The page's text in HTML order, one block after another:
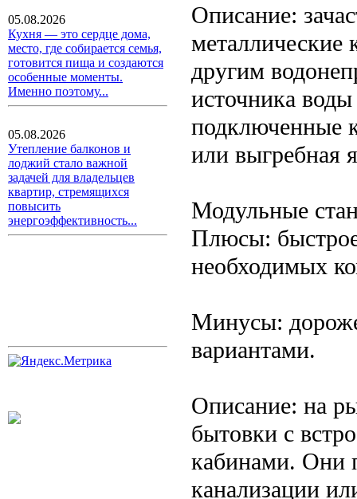
05.08.2026
Кухня — это сердце дома,
место, где собирается семья,
готовится пища и создаются
особенные моменты.
Именно поэтому...
05.08.2026
Утепление балконов и
лоджий стало важной
задачей для владельцев
квартир, стремящихся
повысить
энергоэффективность...
Описание:
металлические
другим
источника
подключенные
или выгребная
Модульные
Плюсы:
необходимых
Минусы:
вариантами.
Описание: на
бытовки с
кабинами. Они
канализации